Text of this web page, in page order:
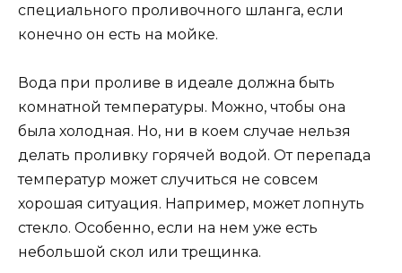
специального проливочного шланга, если
конечно он есть на мойке.
Вода при проливе в идеале должна быть
комнатной температуры. Можно, чтобы она
была холодная. Но, ни в коем случае нельзя
делать проливку горячей водой. От перепада
температур может случиться не совсем
хорошая ситуация. Например, может лопнуть
стекло. Особенно, если на нем уже есть
небольшой скол или трещинка.